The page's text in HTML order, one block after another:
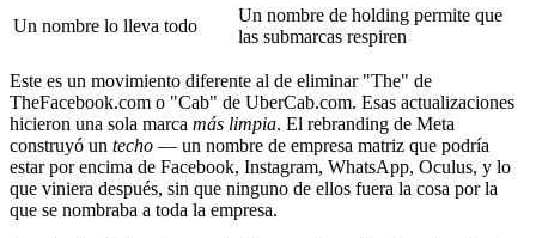
Un nombre lo lleva todo
Un nombre de holding permite que
las submarcas respiren
Este es un movimiento diferente al de eliminar "The" de
TheFacebook.com o "Cab" de UberCab.com. Esas actualizaciones
hicieron una sola marca más limpia. El rebranding de Meta
construyó un techo — un nombre de empresa matriz que podría
estar por encima de Facebook, Instagram, WhatsApp, Oculus, y lo
que viniera después, sin que ninguno de ellos fuera la cosa por la
que se nombraba a toda la empresa.